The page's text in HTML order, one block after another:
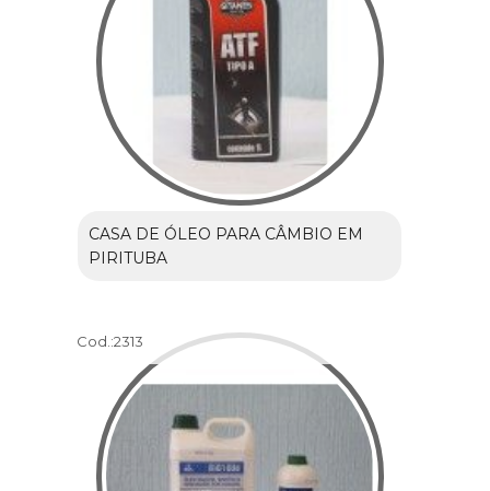
CASA DE ÓLEO PARA CÂMBIO EM
PIRITUBA
Cod.:2313